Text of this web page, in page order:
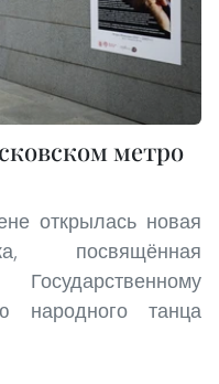
метро
открылась новая
посвящённая
народного танца